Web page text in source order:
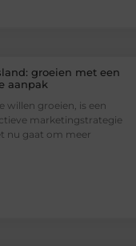
groeien met een
aanpak
willen groeien, is een
marketingstrategie
nu gaat om meer